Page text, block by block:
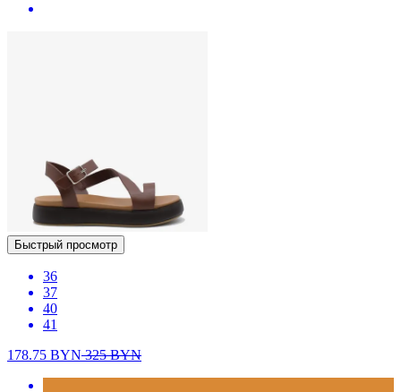
Быстрый просмотр
36
37
40
41
178.75 BYN325BYN